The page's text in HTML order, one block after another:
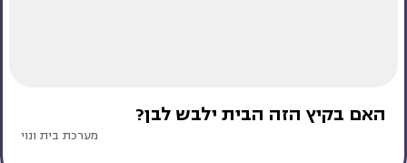
האם בקיץ הזה הבית ילבש לבן?
מערכת בית ונוי